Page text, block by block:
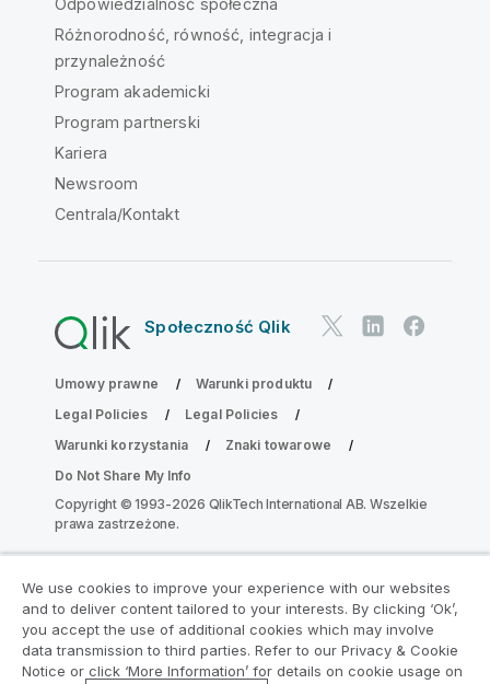
Odpowiedzialność społeczna
Różnorodność, równość, integracja i
przynależność
Program akademicki
Program partnerski
Kariera
Newsroom
Centrala/Kontakt
Społeczność Qlik
Umowy prawne
Warunki produktu
Legal Policies
Legal Policies
Warunki korzystania
Znaki towarowe
Do Not Share My Info
Copyright © 1993-2026 QlikTech International AB. Wszelkie
prawa zastrzeżone.
Dołącz do Programu Modernizacji
Analityki
Przeprowadź modernizację bez szkody dla Twoich
We use cookies to improve your experience with our websites
and to deliver content tailored to your interests. By clicking ‘Ok’,
you accept the use of additional cookies which may involve
data transmission to third parties. Refer to our Privacy & Cookie
Notice or click ‘More Information’ for details on cookie usage on